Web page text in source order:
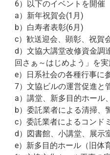
6）以下のイベントを開催
a）新年祝賀会(1月)
b）白寿者表彰(6月)
c）歓送迎会、顕彰、祝賀
d）文協大講堂改修資金調
回さぁ～はじめよう」を実
e）日系社会の各種行事に
7）文協ビルの運営促進と
a）講堂、新多目的ホール
b）委託業者による清掃、
c）委託業者によるコンド
d）図書館、小講堂、展示
e）新多目的ホール（旧体